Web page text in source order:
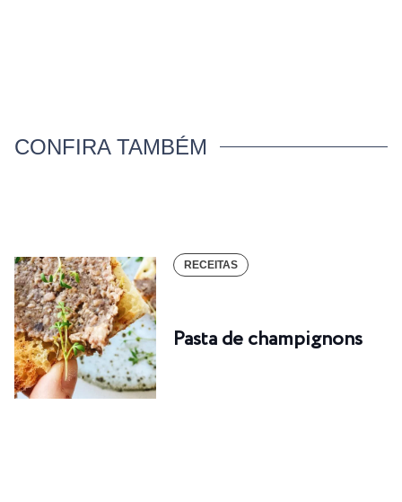
CONFIRA TAMBÉM
RECEITAS
Pasta de champignons